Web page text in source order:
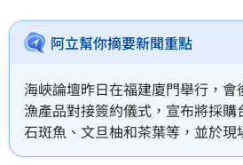
阿立幫你摘要新聞重點
海峽論壇昨日在福建廈門舉行，
漁產品對接簽約儀式，宣布將採購
石斑魚、文旦柚和茶葉等，並於現
對此，民進黨立委林楚茵今（15